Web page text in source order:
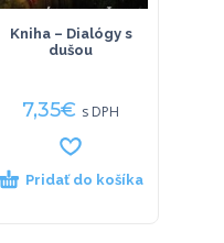
Kniha – Dialógy s
dušou
7,35€ s DPH
Pridať do košíka